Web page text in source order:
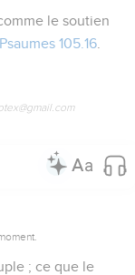
le soutien
Psaumes 105.16
; ce que le